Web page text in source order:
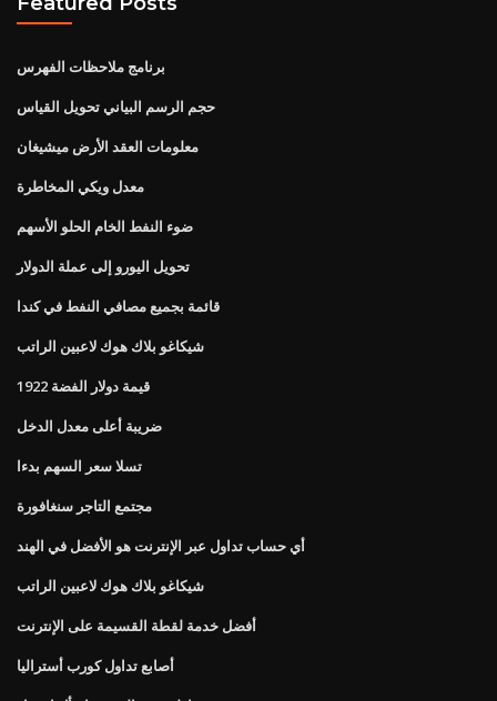
برنامج ملاحظات الفهرس
حجم الرسم البياني تحويل القياس
معلومات العقد الأرض ميشيغان
معدل ويكي المخاطرة
ضوء النفط الخام الحلو الأسهم
تحويل اليورو إلى عملة الدولار
قائمة بجميع مصافي النفط في كندا
شيكاغو بلاك هوك لاعبين الراتب
قيمة دولار الفضة 1922
ضريبة أعلى معدل الدخل
تسلا سعر السهم بدءا
مجتمع التاجر سنغافورة
أي حساب تداول عبر الإنترنت هو الأفضل في الهند
شيكاغو بلاك هوك لاعبين الراتب
أفضل خدمة لقطة القسيمة على الإنترنت
أصابع تداول كورب أستراليا